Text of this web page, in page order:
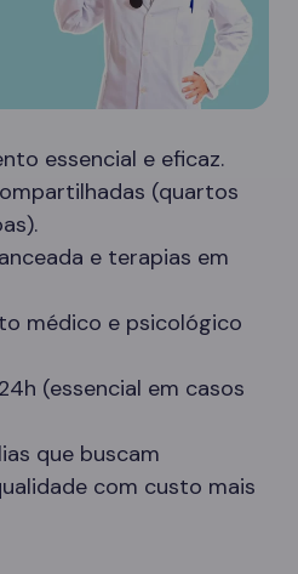
essencial e eficaz.
(quartos
e terapias em
médico e psicológico
(essencial em casos
que buscam
com custo mais